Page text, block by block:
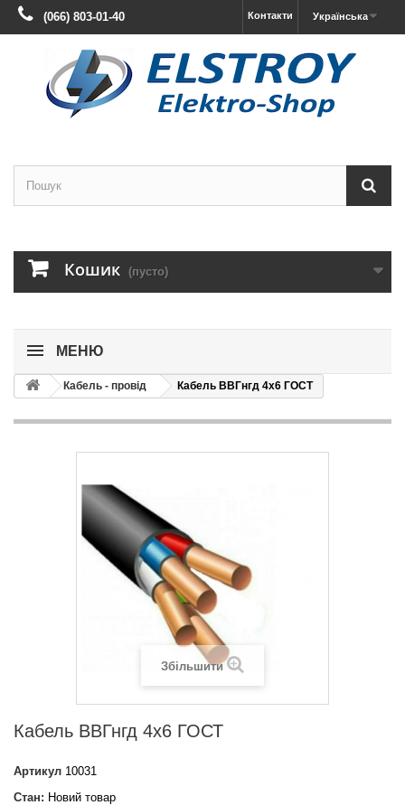
Українська
Контакти
(066) 803-01-40
Кошик (пусто)
МЕНЮ
Кабель - провід Кабель ВВГнгд 4х6 ГОСТ
Збільшити
Кабель ВВГнгд 4х6 ГОСТ
Артикул 10031
Стан: Новий товар